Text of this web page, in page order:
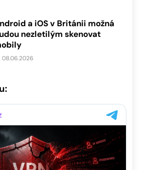
a iOS v Británii možná
nezletilým skenovat
08.06.2026